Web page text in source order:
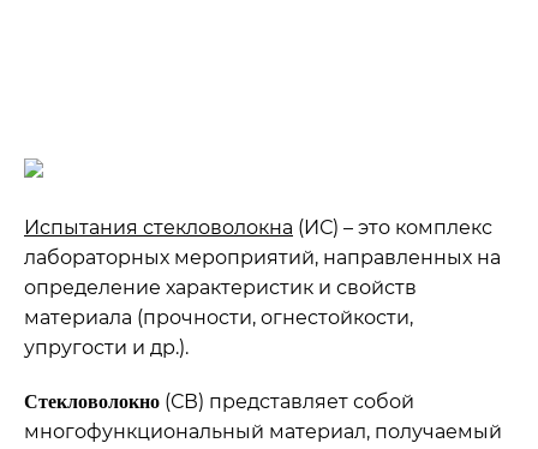
Испытания стекловолокна (ИС) – это комплекс
лабораторных мероприятий, направленных на
определение характеристик и свойств
материала (прочности, огнестойкости,
упругости и др.).
Стекловолокно (СВ) представляет собой
многофункциональный материал, получаемый